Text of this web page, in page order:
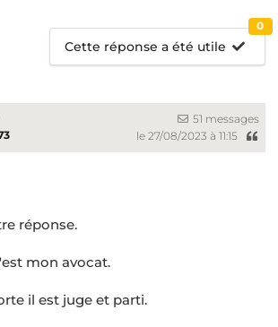
Cette réponse a été utile
0
51 messages
le 27/08/2023 à 11:15
réponse.
mon avocat.
il est juge et parti.